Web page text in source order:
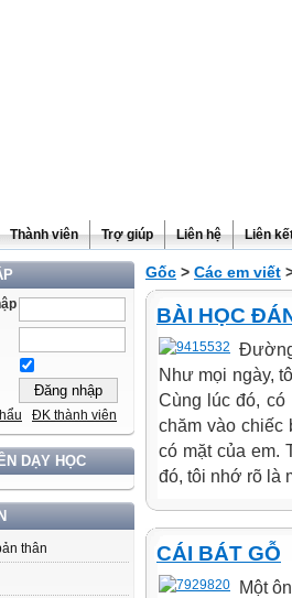
Thành viên Trợ giúp Liên hệ Liên
ĐK thành viên
DẠY HỌC
thân
Gốc > Các em viết
BÀI HỌC
Như mọi ngày,
Cùng lúc đó, có
chăm vào chiếc
có mặt của em.
đó, tôi nhớ rõ là
CÁI BÁT GỖ
Một